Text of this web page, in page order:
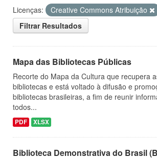
Licenças:
Creative Commons Atribuição
Filtrar Resultados
Mapa das Bibliotecas Públicas
Recorte do Mapa da Cultura que recupera
bibliotecas e está voltado à difusão e
bibliotecas brasileiras, a fim de reunir
todos...
PDF XLSX
Biblioteca Demonstrativa do Brasil